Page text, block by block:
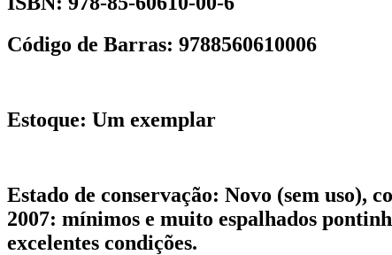
Código de Barras: 9788560610006
Estoque: Um exemplar
Estado de conservação: Novo (sem uso),
2007: mínimos e muito espalhados
excelentes condições.